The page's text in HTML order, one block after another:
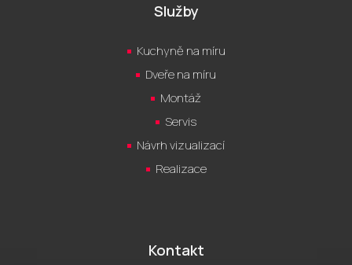
Služby
Kuchyně na míru
Dveře na míru
Montáž
Servis
Návrh vizualizací
Realizace
Kontakt